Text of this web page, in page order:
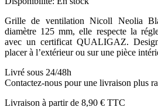
Grille de ventilation Nicoll Neolia
diamètre 125 mm, elle respecte la
avec un certificat QUALIGAZ.
placer à l’extérieur ou sur une pièce
Livré sous 24/48h
Contactez-nous pour une livraison plus
Livraison à partir de 8,90 € TTC